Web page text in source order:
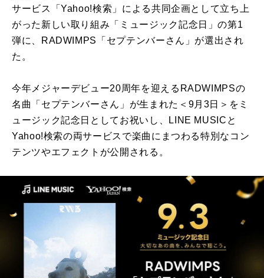
サービス「Yahoo!検索」による共同企画として立ち上
がった新しい取り組み「ミュージック記念日」の第1
弾に、RADWIMPS「セプテンバーさん」が選出され
た。
今年メジャーデビュー20周年を迎えるRADWIMPSの
名曲「セプテンバーさん」が生まれた＜9月3日＞をミ
ュージック記念日としてお祝いし、LINE MUSICと
Yahoo!検索の両サービスで楽曲にまつわる特別なコン
テンツやエフェクトが公開される。